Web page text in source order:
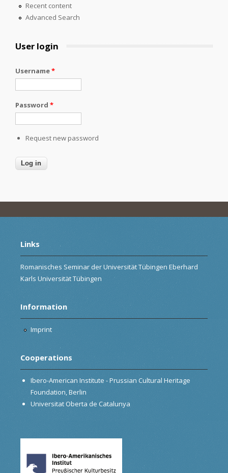
Recent content
Advanced Search
User login
Username*
Password *
Request new password
Links
Romanisches Seminar der Universität Tübingen Eberhard
Karls Universität Tübingen
Information
Imprint
Cooperations
Ibero-American Institute - Prussian Cultural Heritage
Foundation, Berlin
Universitat Oberta de Catalunya